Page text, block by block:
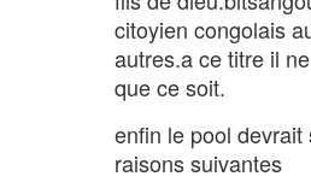
citoyien congolais
autres.a ce titre il
que ce soit.
enfin le pool
raisons suivantes